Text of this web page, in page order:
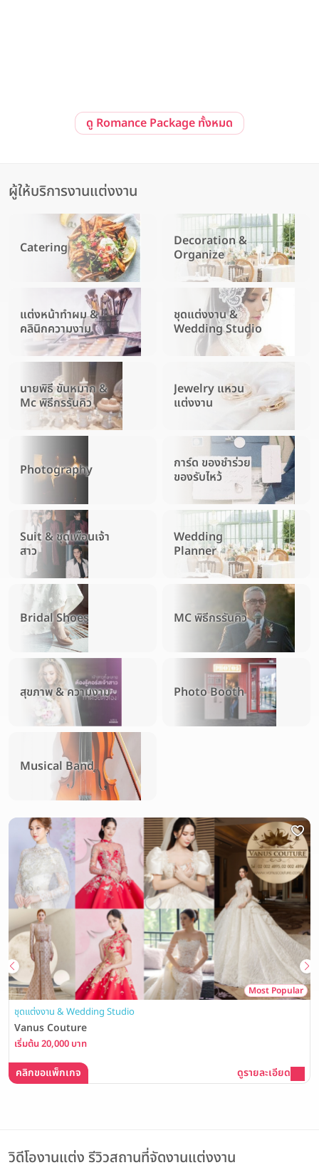
ดู Romance Package ทั้งหมด
ผู้ให้บริการงานแต่งงาน
Catering
Decoration &
Organize
แต่งหน้าทำผม &
คลินิกความงาม
ชุดแต่งงาน &
Wedding Studio
นายพิธี ขันหมาก &
Mc พิธีกรรันคิว
Jewelry แหวน
แต่งงาน
Photography
การ์ด ของชำร่วย
ของรับไหว้
Suit & ชุดเพื่อนเจ้า
สาว
Wedding
Planner
Bridal Shoes MC พิธีกรรันคิว
สุขภาพ & ความงาม Photo Booth
Musical Band
Most Popular
ชุดแต่งงาน & Wedding Studio
Vanus Couture
เริ่มต้น 20,000 บาท
คลิกขอแพ็กเกจ ดูรายละเอียด
วิดีโองานแต่ง รีวิวสถานที่จัดงานแต่งงาน